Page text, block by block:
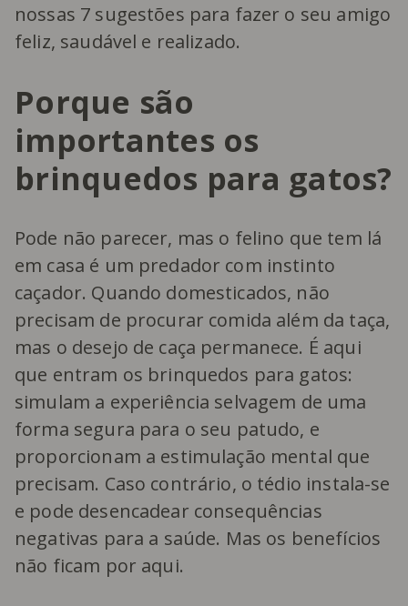
nossas 7 sugestões para fazer o seu amigo
feliz, saudável e realizado.
Porque são
importantes os
brinquedos para gatos?
Pode não parecer, mas o felino que tem lá
em casa é um predador com instinto
caçador. Quando domesticados, não
precisam de procurar comida além da taça,
mas o desejo de caça permanece. É aqui
que entram os brinquedos para gatos:
simulam a experiência selvagem de uma
forma segura para o seu patudo, e
proporcionam a estimulação mental que
precisam. Caso contrário, o tédio instala-se
e pode desencadear consequências
negativas para a saúde. Mas os benefícios
não ficam por aqui.